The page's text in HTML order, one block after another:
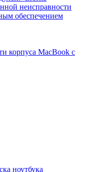
неисправности
обеспечением
корпуса MacBook с
ноутбука